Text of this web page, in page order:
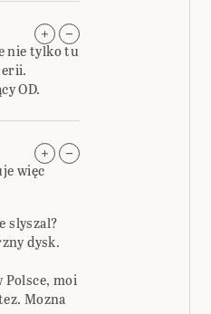
nie tylko tu
OD.
więc
slyszal?
dysk.
Polsce, moi
Mozna